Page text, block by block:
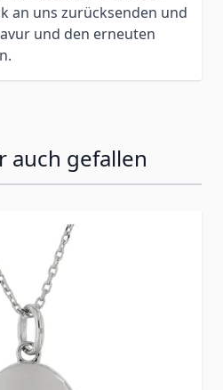
an uns zurücksenden und
und den erneuten
auch gefallen